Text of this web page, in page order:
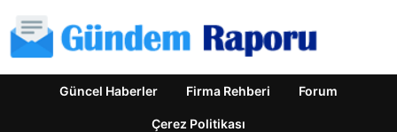
Güncel Haberler Firma Rehberi Forum
Çerez Politikası